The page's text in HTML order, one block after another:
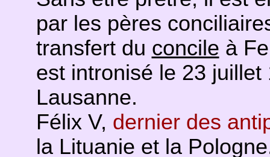
par les pères
transfert du concile à
est intronisé le 23
Lausanne.
Félix V, dernier des
la Lituanie et la